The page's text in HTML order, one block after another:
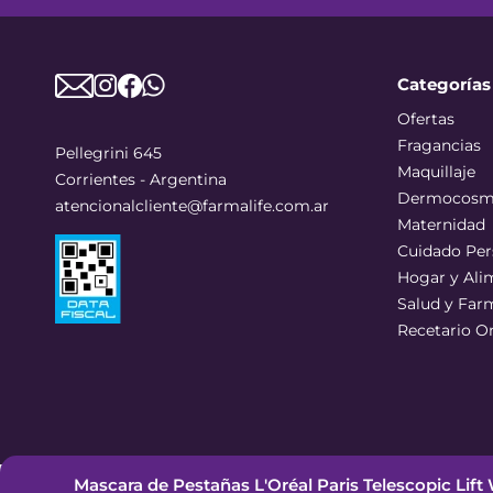
Mascara de Pestañas L'Oréal Paris Telescopic Lift
Pellegrini 645
Corrientes - Argentina
atencionalcliente@farmalife.com.ar
Categorías
Ofertas
Fragancias
Maquillaje
Maternidad
Cuidado
Hogar y
Salud y
Recetario